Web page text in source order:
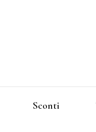
Sconti